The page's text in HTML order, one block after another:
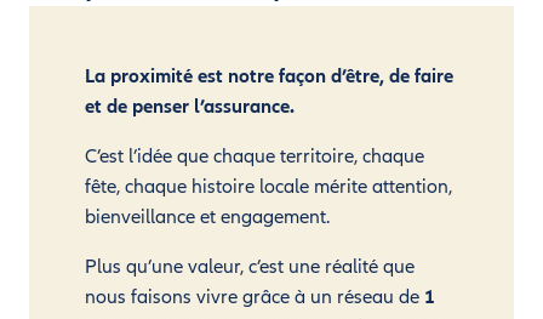
La proximité est notre façon d’être, de faire
et de penser l’assurance.
C’est l’idée que chaque territoire, chaque
fête, chaque histoire locale mérite attention,
bienveillance et engagement.
Plus qu’une valeur, c’est une réalité que
nous faisons vivre grâce à un réseau de 1